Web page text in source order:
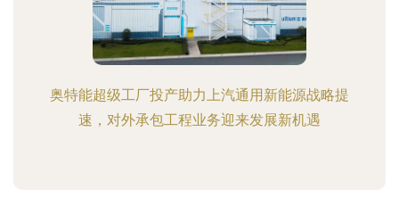
奥特能超级工厂投产助力上汽通用新能源战略提
速，对外承包工程业务迎来发展新机遇